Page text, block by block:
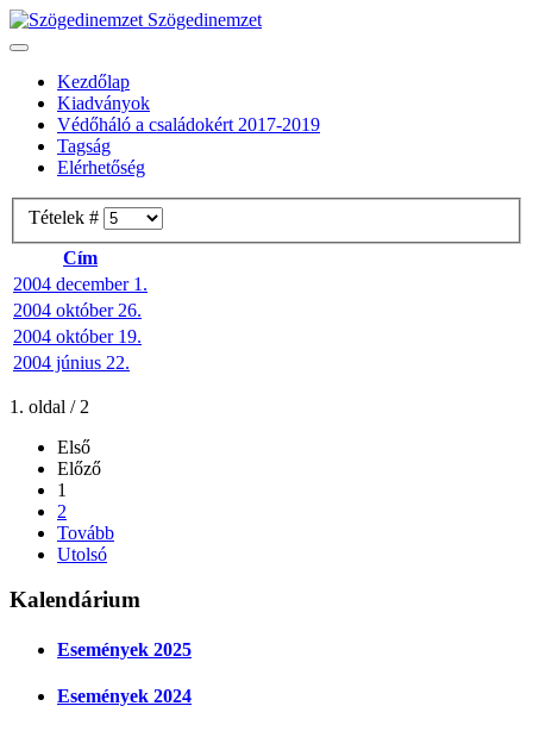
Szögedinemzet
Kezdőlap
Kiadványok
Védőháló a családokért 2017-2019
Tagság
Elérhetőség
Tételek #
Cím
2004 december 1.
2004 október 26.
2004 október 19.
2004 június 22.
1. oldal / 2
Első
Előző
1
2
Tovább
Utolsó
Kalendárium
Események 2025
Események 2024